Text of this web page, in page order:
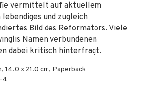
vermittelt auf aktuellem
lebendiges und zugleich
Bild des Reformators. Viele
Namen verbundenen
dabei kritisch hinterfragt.
14.0 x 21.0 cm, Paperback
4